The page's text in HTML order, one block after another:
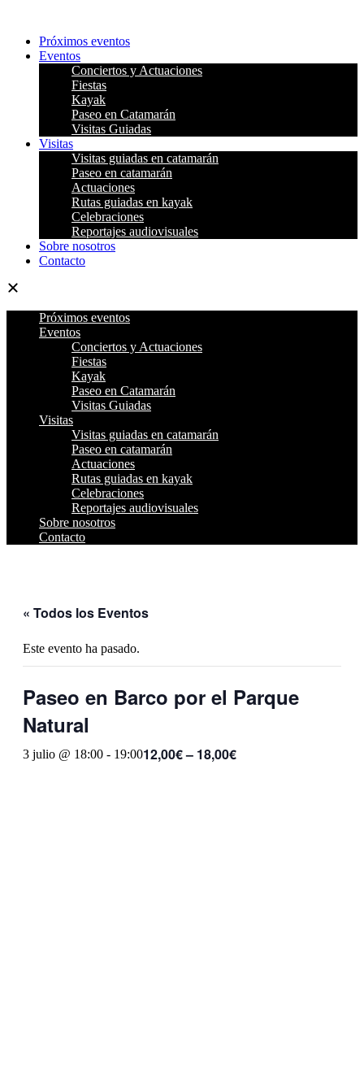
contenidoPróximos eventos
Eventos
Conciertos y Actuaciones
Fiestas
Kayak
Paseo en Catamarán
Visitas Guiadas
Visitas
Visitas guiadas en catamarán
Paseo en catamarán
Actuaciones
Rutas guiadas en kayak
Celebraciones
Reportajes audiovisuales
Sobre nosotros
Contacto
Próximos eventos
Eventos
Conciertos y Actuaciones
Fiestas
Kayak
Paseo en Catamarán
Visitas Guiadas
Visitas
Visitas guiadas en catamarán
Paseo en catamarán
Actuaciones
Rutas guiadas en kayak
Celebraciones
Reportajes audiovisuales
Sobre nosotros
Contacto
« Todos los Eventos
Este evento ha pasado.
Paseo en Barco por el Parque
Natural
3 julio @ 18:00 - 19:0012,00€ – 18,00€